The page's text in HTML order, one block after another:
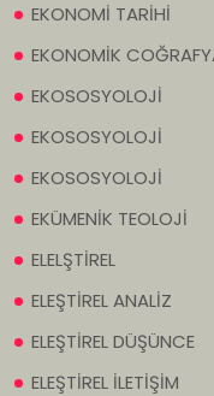
EKONOMİ TARİHİ
EKONOMİK
EKOSOSYOLOJİ
EKOSOSYOLOJİ
EKOSOSYOLOJİ
EKÜMENİK TEOLOJİ
ELELŞTİREL
ELEŞTİREL ANALİZ
ELEŞTİREL DÜŞÜNCE
ELEŞTİREL İLETİŞİM